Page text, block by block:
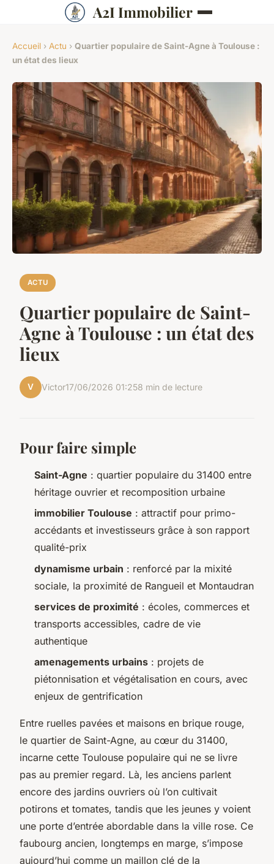
A2I Immobilier
Accueil › Actu › Quartier populaire de Saint-Agne à Toulouse :
un état des lieux
ACTU
Quartier populaire de Saint-
Agne à Toulouse : un état des
lieux
V Victor17/06/2026 01:258 min de lecture
Pour faire simple
Saint-Agne : quartier populaire du 31400 entre
héritage ouvrier et recomposition urbaine
immobilier Toulouse : attractif pour primo-
accédants et investisseurs grâce à son rapport
qualité-prix
dynamisme urbain : renforcé par la mixité
sociale, la proximité de Rangueil et Montaudran
services de proximité : écoles, commerces et
transports accessibles, cadre de vie
authentique
amenagements urbains : projets de
piétonnisation et végétalisation en cours, avec
enjeux de gentrification
Entre ruelles pavées et maisons en brique rouge,
le quartier de Saint-Agne, au cœur du 31400,
incarne cette Toulouse populaire qui ne se livre
pas au premier regard. Là, les anciens parlent
encore des jardins ouvriers où l’on cultivait
potirons et tomates, tandis que les jeunes y voient
une porte d’entrée abordable dans la ville rose. Ce
faubourg ancien, longtemps en marge, s’impose
aujourd’hui comme un maillon clé de la